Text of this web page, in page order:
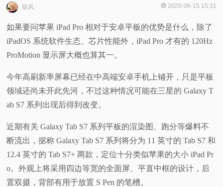
首
页
快
讯
评
测
视
频
驭风 2020-06-15 15:31
如果要问苹果 iPad Pro 相对于安卓平板的优势是什么，除了
iPadOS 系统软件生态、芯片性能外，iPad Pro 才有的 120Hz
ProMotion 显示屏大概也算其一。
今年高刷新率屏幕已经在中高端安卓手机上铺开，只是平板
领域还尚未开此先河，不过这种情况可能在三星的 Galaxy T
ab S7 系列出现后得到改变。
近期有关 Galaxy Tab S7 系列平板的渲染图、跑分等爆料不
断流出，据称 Galaxy Tab S7 系列将分为 11 英寸的 Tab S7 和
12.4 英寸的 Tab S7+ 两款，定位十分类似苹果的大小 iPad Pr
o。外观上将采用四边等宽的全面屏、平直中框的设计，后
置双摄，背部有用于放置 S Pen 的笔槽。